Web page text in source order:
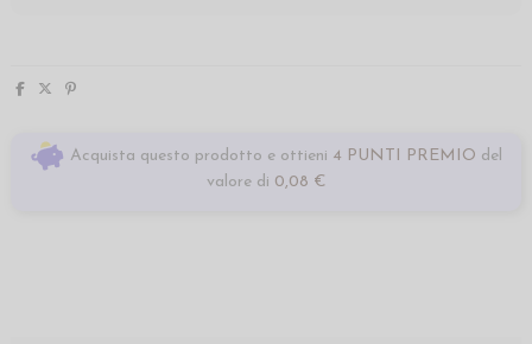
Acquista questo prodotto e ottieni 4 PUNTI PREMIO del
valore di 0,08 €